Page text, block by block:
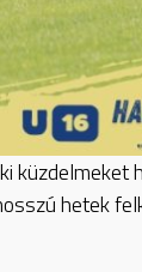
küzdelmeket
hetek